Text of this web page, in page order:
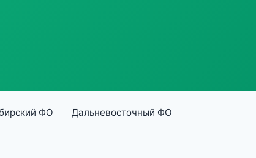
ФО Дальневосточный ФО